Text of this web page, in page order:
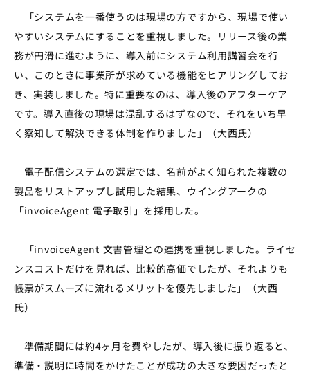
「システムを一番使うのは現場の方ですから、現場で使い
やすいシステムにすることを重視しました。リリース後の業
務が円滑に進むように、導入前にシステム利用講習会を行
い、このときに事業所が求めている機能をヒアリングしてお
き、実装しました。特に重要なのは、導入後のアフターケア
です。導入直後の現場は混乱するはずなので、それをいち早
く察知して解決できる体制を作りました」（大西氏）
電子配信システムの選定では、名前がよく知られた複数の
製品をリストアップし試用した結果、ウイングアークの
「invoiceAgent 電子取引」を採用した。
「invoiceAgent 文書管理との連携を重視しました。ライセ
ンスコストだけを見れば、比較的高価でしたが、それよりも
帳票がスムーズに流れるメリットを優先しました」（大西
氏）
準備期間には約4ヶ月を費やしたが、導入後に振り返ると、
準備・説明に時間をかけたことが成功の大きな要因だったと